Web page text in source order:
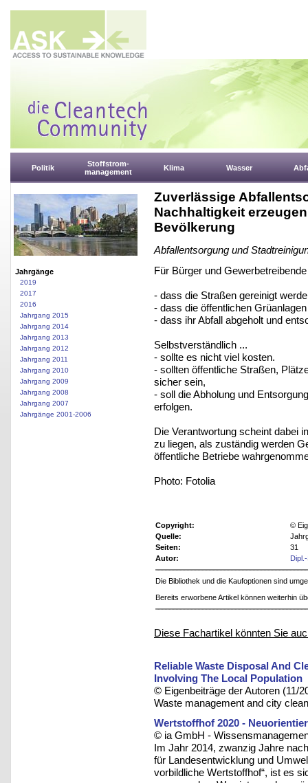
Politik
Stoffstrom-
management
Klima Wasser
Jahrgänge
2019
2017
2016
Jahrgang 2015
Jahrgang 2014
Jahrgang 2013
Jahrgang 2012
Jahrgang 2011
Jahrgang 2010
Jahrgang 2009
Jahrgang 2008
Jahrgang 2007
Jahrgänge 2001-2006
Zuverlässige
Nachhaltigkeit
Bevölkerung
Abfallentsorgung und
Für Bürger und
- dass die Straßen gereinigt
- dass die öffentlichen
- dass ihr Abfall abgeholt und
Selbstverständlich ...
- sollte es nicht viel kosten.
- sollten öffentliche Straßen,
sicher sein,
- soll die Abholung und
erfolgen.
Die Verantwortung scheint dabei
zu liegen, als zuständig werden
öffentliche Betriebe
Photo: Fotolia
Copyright:
©
Quelle:
Seiten:
31
Autor:
Die Bibliothek und die Kaufoptionen sind
Bereits erworbene Artikel können weiterhin
Diese Fachartikel könnten Sie
Reliable Waste Disposal And
Involving The Local Population
© Eigenbeiträge der Autoren (11/
Waste management and city
Wertstoffhof 2020 -
© ia GmbH -
Im Jahr 2014, zwanzig Jahre
für Landesentwicklung und
vorbildliche Wertstoffhof“, ist es